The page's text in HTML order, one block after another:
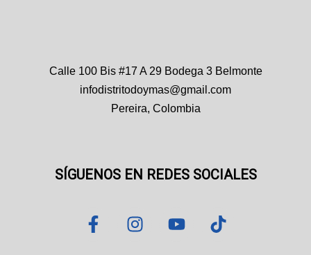
Calle 100 Bis #17 A 29 Bodega 3 Belmonte
infodistritodoymas@gmail.com
Pereira, Colombia
SÍGUENOS EN REDES SOCIALES
F
a
I
n
Y
o
T
i